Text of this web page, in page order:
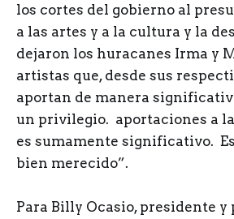
los cortes del gobierno al
a las artes y a la cultura y la
dejaron los huracanes Irma y
artistas que, desde sus
aportan de manera
un privilegio. aportaciones a
es sumamente significativo.
bien merecido”.
Para Billy Ocasio, presidente